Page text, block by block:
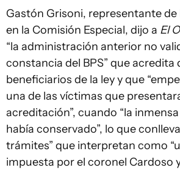
Gastón Grisoni, representante
en la Comisión Especial, dijo a El
“la administración anterior no
constancia del BPS” que acredita
beneficiarios de la ley y que
una de las víctimas que
acreditación”, cuando “la
había conservado”, lo que
trámites” que interpretan como
impuesta por el coronel Cardoso